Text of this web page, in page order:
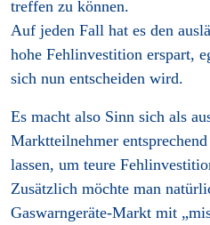
treffen zu können.
Auf jeden Fall hat es den
hohe Fehlinvestition erspart,
sich nun entscheiden wird.
Es macht also Sinn sich als
Marktteilnehmer
lassen, um teure
Zusätzlich möchte man
Gaswarngeräte-Markt mit